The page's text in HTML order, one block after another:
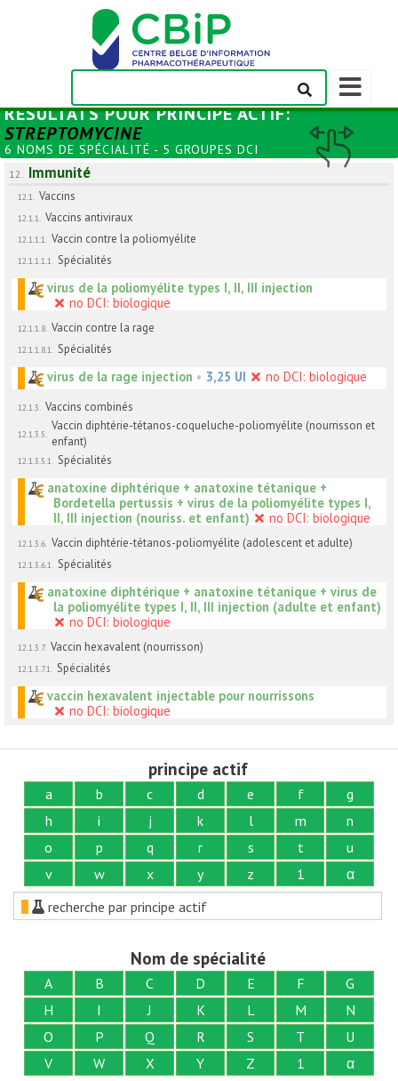
Afficher/
la
de
navigation
RÉSULTATS POURPRINCIPE ACTIF:
STREPTOMYCINE
6 NOMS DE SPÉCIALITÉ - 5 GROUPES DCI
12. Immunité
12.1. Vaccins
12.1.1. Vaccins antiviraux
12.1.1.1. Vaccin contre la poliomyélite
12.1.1.1.1. Spécialités
virus de la poliomyélite types I, II, III injection
no DCI: biologique
12.1.1.8. Vaccin contre la rage
12.1.1.8.1. Spécialités
virus de la rage injection • 3,25 UI no DCI: biologique
12.1.3. Vaccins combinés
12.1.3.5.
Vaccin diphtérie-tétanos-coqueluche-poliomyélite (nourrisson et
enfant)
12.1.3.5.1. Spécialités
anatoxine diphtérique + anatoxine tétanique +
Bordetella pertussis + virus de la poliomyélite types I,
II, III injection (nouriss. et enfant)
no DCI: biologique
12.1.3.6. Vaccin diphtérie-tétanos-poliomyélite (adolescent et adulte)
12.1.3.6.1. Spécialités
anatoxine diphtérique + anatoxine tétanique + virus de
la poliomyélite types I, II, III injection (adulte et enfant)
no DCI: biologique
12.1.3.7. Vaccin hexavalent (nourrisson)
12.1.3.7.1. Spécialités
vaccin hexavalent injectable pour nourrissons
no DCI: biologique
principe actif
a b c d e f
g
h
i j k l m
n
o
p q r s t
u
v
w x y z 1
α
recherche par principe actif
Nom de spécialité
A B C D E F
G
H
I J K L M
N
O
P Q R S T
U
V
W X Y Z 1
α